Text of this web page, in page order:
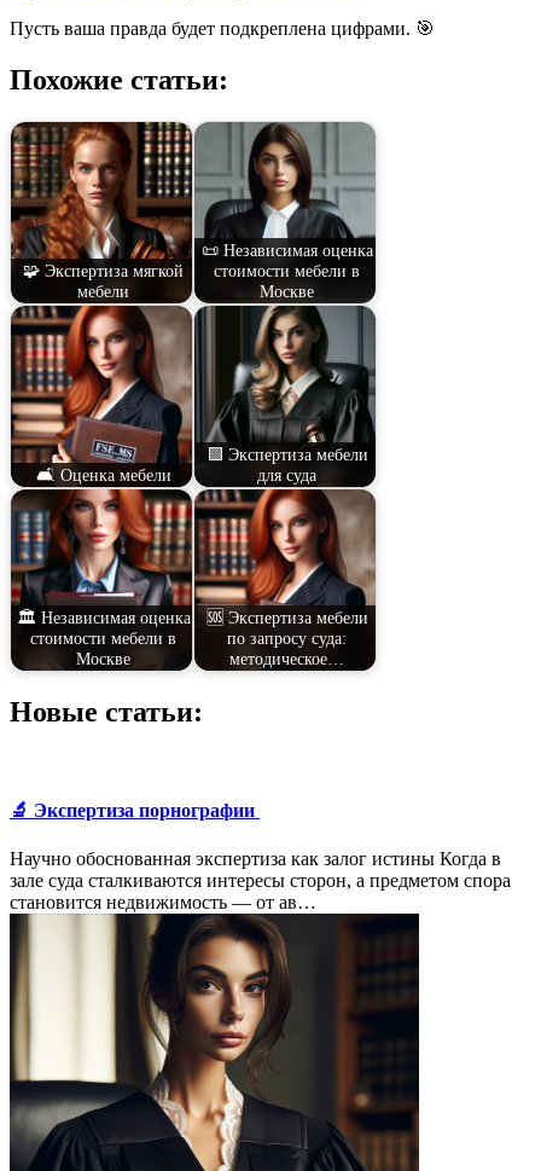
Пусть ваша правда будет подкреплена цифрами. 🎯
Похожие статьи:
🧩 Экспертиза мягкой
мебели
📜 Независимая оценка
стоимости мебели в
Москве
🛋️ Оценка мебели
🟩 Экспертиза мебели
для суда
🏛️ Независимая оценка
стоимости мебели в
Москве
🆘 Экспертиза мебели
по запросу суда:
методическое…
Новые статьи:
🔬 Экспертиза порнографии
Научно обоснованная экспертиза как залог истины Когда в
зале суда сталкиваются интересы сторон, а предметом спора
становится недвижимость — от ав…